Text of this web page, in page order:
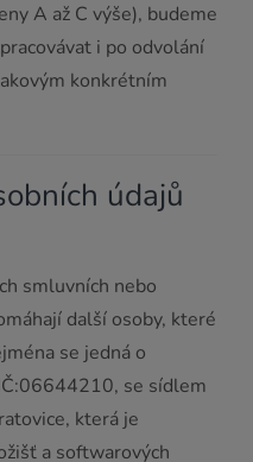
A až C výše), budeme
i po odvolání
konkrétním
údajů
smluvních nebo
další osoby, které
se jedná o
se sídlem
která je
a softwarových